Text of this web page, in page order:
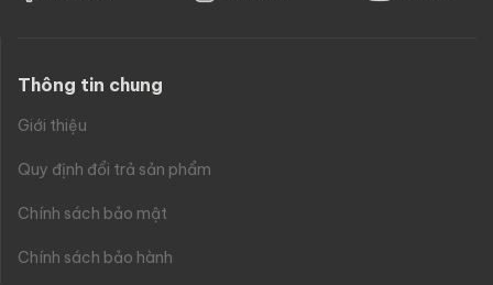
Thông tin chung
Giới thiệu
Quy định đổi trả sản phẩm
Chính sách bảo mật
Chính sách bảo hành